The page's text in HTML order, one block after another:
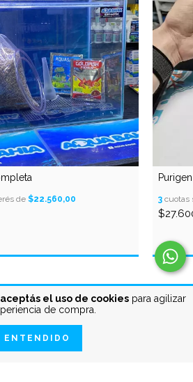
aceptás el uso de cookiespara agilizar
de compra.
ENTENDIDO
de $22.560,00 3 cuotas